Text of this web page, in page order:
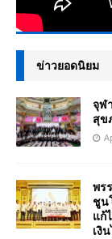
ข่าวยอดนิยม
จุฬ
สุข
พร
ชูน
แก้
เงิ